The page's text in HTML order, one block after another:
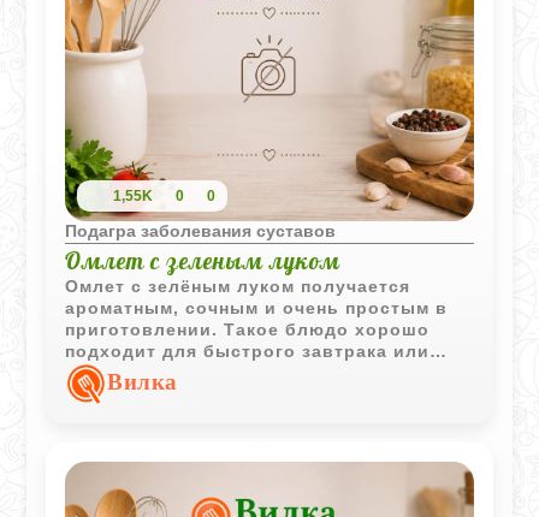
1,55K 0 0
Подагра заболевания суставов
Омлет с зеленым луком
Омлет с зелёным луком получается
ароматным, сочным и очень простым в
приготовлении. Такое блюдо хорошо
подходит для быстрого завтрака или
лёгкого домашнего ужина.
Вилка